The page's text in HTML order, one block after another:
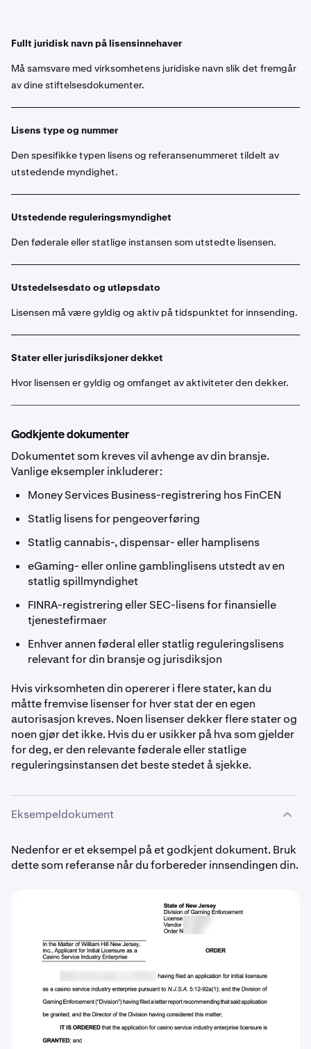
Fullt juridisk navn på lisensinnehaver
Må samsvare med virksomhetens juridiske navn slik det fremgår
av dine stiftelsesdokumenter.
Lisens type og nummer
Den spesifikke typen lisens og referansenummeret tildelt av
utstedende myndighet.
Utstedende reguleringsmyndighet
Den føderale eller statlige instansen som utstedte lisensen.
Utstedelsesdato og utløpsdato
Lisensen må være gyldig og aktiv på tidspunktet for innsending.
Stater eller jurisdiksjoner dekket
Hvor lisensen er gyldig og omfanget av aktiviteter den dekker.
Godkjente dokumenter
Dokumentet som kreves vil avhenge av din bransje.
Vanlige eksempler inkluderer:
Money Services Business-registrering hos FinCEN
Statlig lisens for pengeoverføring
Statlig cannabis-, dispensar- eller hamplisens
eGaming- eller online gamblinglisens utstedt av en
statlig spillmyndighet
FINRA-registrering eller SEC-lisens for finansielle
tjenestefirmaer
Enhver annen føderal eller statlig reguleringslisens
relevant for din bransje og jurisdiksjon
Hvis virksomheten din opererer i flere stater, kan du
måtte fremvise lisenser for hver stat der en egen
autorisasjon kreves. Noen lisenser dekker flere stater og
noen gjør det ikke. Hvis du er usikker på hva som gjelder
for deg, er den relevante føderale eller statlige
reguleringsinstansen det beste stedet å sjekke.
Eksempeldokument
Nedenfor er et eksempel på et godkjent dokument. Bruk
dette som referanse når du forbereder innsendingen din.